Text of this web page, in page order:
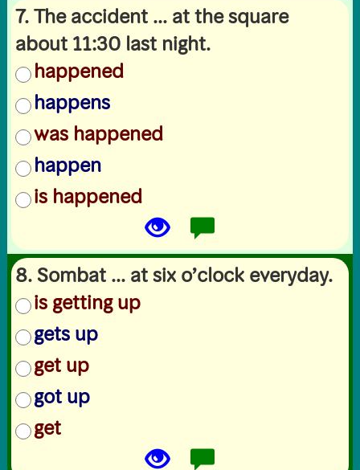
7. The accident ... at the square
about 11:30 last night.
happened
happens
was happened
happen
is happened
8. Sombat ... at six o’clock everyday.
is getting up
gets up
get up
got up
get